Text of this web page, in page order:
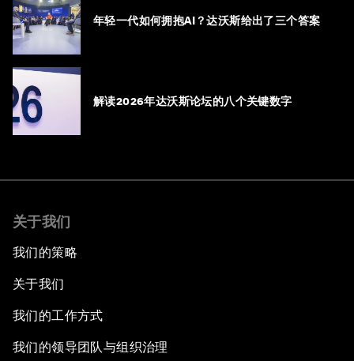
年轻一代如何拥抱AI？达沃斯给出了三个答案
解读2026年达沃斯论坛的八个关键数字
关于我们
我们的策略
关于我们
我们的工作方式
我们的领导团队与组织治理